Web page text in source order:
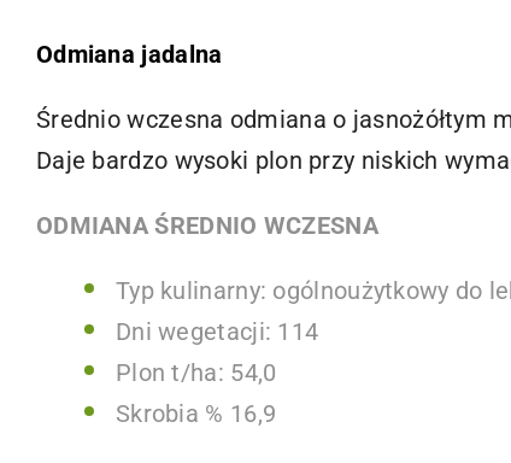
Odmiana jadalna
Średnio wczesna odmiana o jasnożółtym
Daje bardzo wysoki plon przy niskich
ODMIANA ŚREDNIO WCZESNA
Typ kulinarny: ogólnoużytkowy do
Dni wegetacji: 114
Plon t/ha: 54,0
Skrobia % 16,9